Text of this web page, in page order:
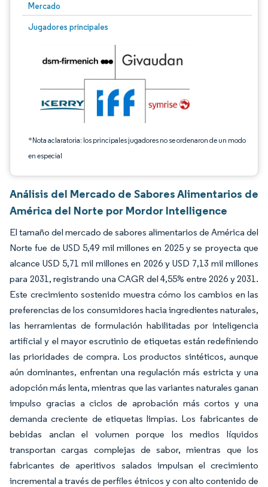
Mercado
Jugadores principales
*Nota aclaratoria: los principales jugadores no se ordenaron de un modo
en especial
Imagen © Mordor Intelligence. El uso requiere atribución según CC BY 4.0.
Análisis del Mercado de Sabores Alimentarios de
América del Norte por Mordor Intelligence
El tamaño del mercado de sabores alimentarios de América del
Norte fue de USD 5,49 mil millones en 2025 y se proyecta que
alcance USD 5,71 mil millones en 2026 y USD 7,13 mil millones
para 2031, registrando una CAGR del 4,55% entre 2026 y 2031.
Este crecimiento sostenido muestra cómo los cambios en las
preferencias de los consumidores hacia ingredientes naturales,
las herramientas de formulación habilitadas por inteligencia
artificial y el mayor escrutinio de etiquetas están redefiniendo
las prioridades de compra. Los productos sintéticos, aunque
aún dominantes, enfrentan una regulación más estricta y una
adopción más lenta, mientras que las variantes naturales ganan
impulso gracias a ciclos de aprobación más cortos y una
demanda creciente de etiquetas limpias. Los fabricantes de
bebidas anclan el volumen porque los medios líquidos
transportan cargas complejas de sabor, mientras que los
fabricantes de aperitivos salados impulsan el crecimiento
incremental a través de perfiles étnicos y con alto contenido de